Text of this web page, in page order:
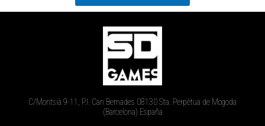
C/Montsià 9-11, P.I. Can Bernades 08130 Sta. Perpètua de Mogoda
(Barcelona) España